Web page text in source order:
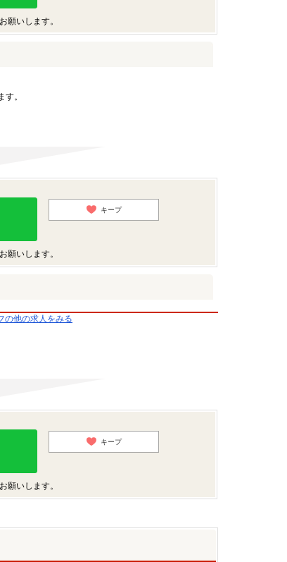
願いします。
。
キープ
願いします。
の他の求人をみる
キープ
願いします。